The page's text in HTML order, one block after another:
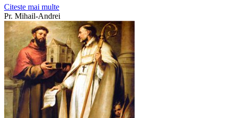
Citeste mai multe
Pr. Mihail-Andrei